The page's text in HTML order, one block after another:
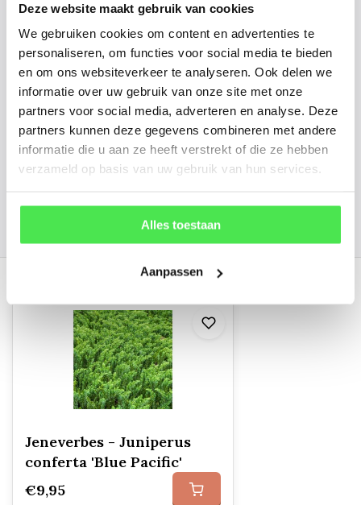
Deze website maakt gebruik van cookies
We gebruiken cookies om content en advertenties te
personaliseren, om functies voor social media te bieden
en om ons websiteverkeer te analyseren. Ook delen we
informatie over uw gebruik van onze site met onze
partners voor social media, adverteren en analyse. Deze
partners kunnen deze gegevens combineren met andere
informatie die u aan ze heeft verstrekt of die ze hebben
verzameld op basis van uw gebruik van hun services.
Alles toestaan
Aanpassen
vorm. Wilt u weten hoe uw plant of
boom er ongeveer eruit ziet? We
kunnen u een foto sturen.
info@tuinplantenbezorgd.nl
06 45 601 508 (tijdelijk niet bereikbaar)
customers give us a 4.7
Recent bekeken
Jeneverbes - Juniperus
conferta 'Blue Pacific'
€9,95